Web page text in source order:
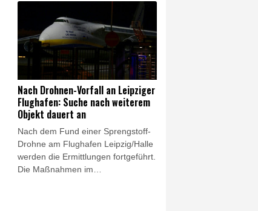
wir Gespräche aufgenommen",
sagte Commerzbank-Chefin Bettina
Orlopp am Donnerstag bei Vorlage
der Halbjahresbilanz. Sie will am
bisherigen Geschäftsmodell der
Bank festhalten - der Plan von
Unicredit für die Commerzbank
berge "erhebliche
Umsetzungsrisiken", warnte sie.
Nach Drohnen-Vorfall an Leipziger
Flughafen: Suche nach weiterem
Objekt dauert an
Nach dem Fund einer Sprengstoff-
Drohne am Flughafen Leipzig/Halle
werden die Ermittlungen fortgeführt.
Die Maßnahmen im